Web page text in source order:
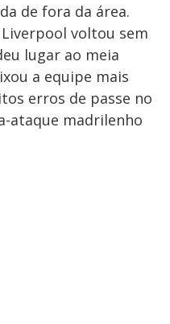
de fora da área.
voltou sem
lugar ao meia
a equipe mais
erros de passe no
ataque madrilenho